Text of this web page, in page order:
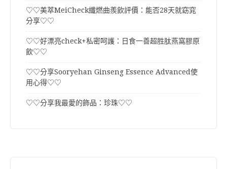
♡♡美萃MeiCheck纖燃曲羨飲評價：能否28天就窈窕
分享♡♡
♡♡好漂亮check+私密呵護：日食一善超胜肽燕窩膠原
飲♡♡
♡♡分享Sooryehan Ginseng Essence Advanced使
用心得♡♡
♡♡分享我最愛的飾品：珍珠♡♡